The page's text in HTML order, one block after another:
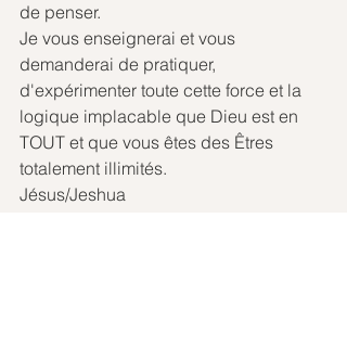
de penser.
Je vous enseignerai et vous
demanderai de pratiquer,
d'expérimenter toute cette force et la
logique implacable que Dieu est en
TOUT et que vous êtes des Êtres
totalement illimités.
Jésus/Jeshua